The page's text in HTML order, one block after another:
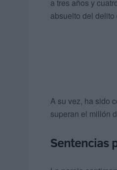
a tres años y
absuelto del
A su vez, ha sido
superan el millón
Sentencias